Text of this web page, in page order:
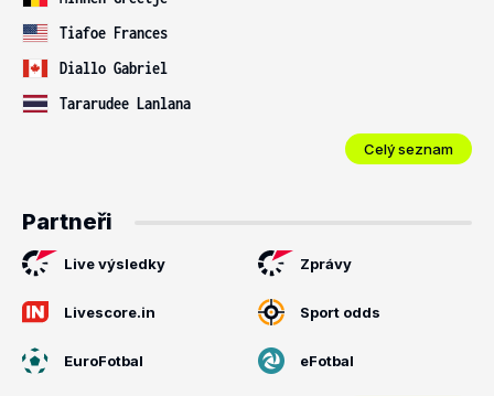
Tiafoe Frances
Diallo Gabriel
Tararudee Lanlana
Celý seznam
Partneři
Live výsledky Zprávy
Livescore.in Sport odds
EuroFotbal eFotbal